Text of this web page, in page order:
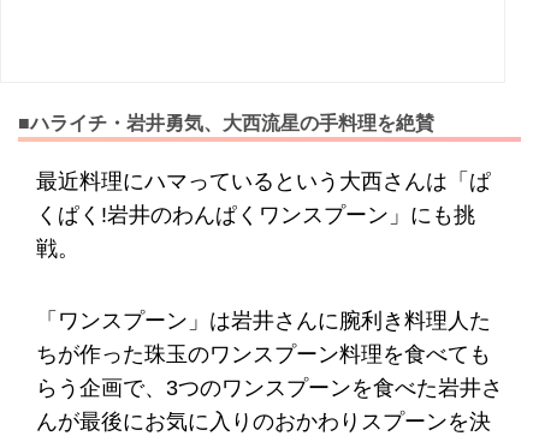
■ハライチ・岩井勇気、大西流星の手料理を絶賛
最近料理にハマっているという大西さんは「ぱ
くぱく!岩井のわんぱくワンスプーン」にも挑
戦。
「ワンスプーン」は岩井さんに腕利き料理人た
ちが作った珠玉のワンスプーン料理を食べても
らう企画で、3つのワンスプーンを食べた岩井さ
んが最後にお気に入りのおかわりスプーンを決